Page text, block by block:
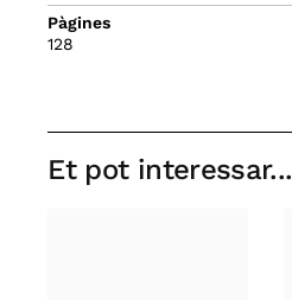
Pàgines
128
Et pot interessar...